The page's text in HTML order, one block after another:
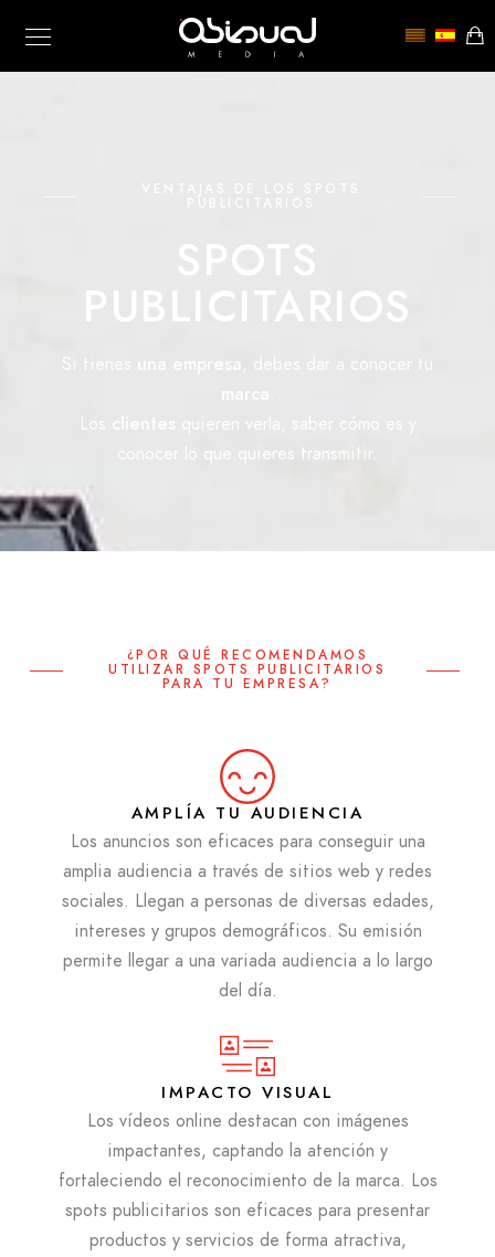
PUBLICITARIOS
PUBLICITARIOS
Si tienes una empresa, debes dar a conocer tu
Los
quieren verla, saber cómo es y
conocer lo que quieres transmitir.
¿POR QUÉ RECOMENDAMOS
UTILIZAR SPOTS PUBLICITARIOS
PARA TU EMPRESA?
AMPLÍA TU AUDIENCIA
Los anuncios son eficaces para conseguir una
amplia audiencia a través de sitios web y redes
sociales. Llegan a personas de diversas edades,
intereses y grupos demográficos. Su emisión
permite llegar a una variada audiencia a lo largo
del día.
IMPACTO VISUAL
Los vídeos online destacan con imágenes
impactantes, captando la atención y
fortaleciendo el reconocimiento de la marca. Los
spots publicitarios son eficaces para presentar
productos y servicios de forma atractiva,